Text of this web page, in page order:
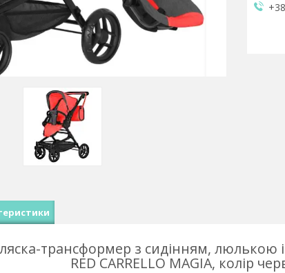
трансформер з сидінням, люлькою
RED CARRELLO MAGIA, колір